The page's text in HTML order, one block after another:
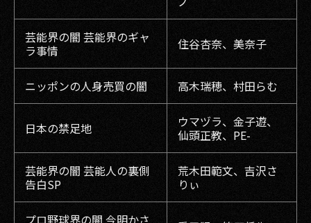
芸能界の闇 芸能界のギャ
ラ事情
住谷杏奈、美奈子
ニッポンの人身売買の闇 高木瑞穂、村田らむ
日本の禁足地
ウマヅラ、金子遊、
仙頭正教、PE-
芸能界の闇 芸能人の裏側
告白SP
荒木田範文、吉沢さ
りぃ
プロ野球界の闇 今明かさ